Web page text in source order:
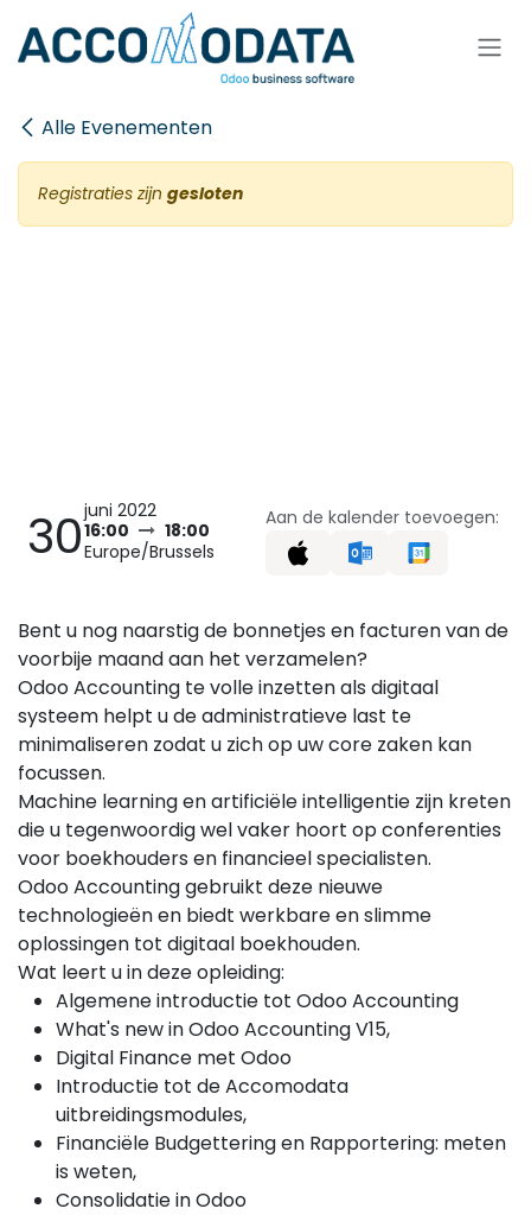
Overslaan naar inhoud
Alle Evenementen
Registraties zijn gesloten
30juni 2022
16:00
18:00
Europe/Brussels
Aan de kalender toevoegen:
Bent u nog naarstig de bonnetjes en facturen van de
voorbije maand aan het verzamelen?
Odoo Accounting te volle inzetten als digitaal
systeem helpt u de administratieve last te
minimaliseren zodat u zich op uw core zaken kan
focussen.
Machine learning en artificiële intelligentie zijn kreten
die u tegenwoordig wel vaker hoort op conferenties
voor boekhouders en financieel specialisten.
Odoo Accounting gebruikt deze nieuwe
technologieën en biedt werkbare en slimme
oplossingen tot digitaal boekhouden.
Wat leert u in deze opleiding:
Algemene introductie tot Odoo Accounting
What's new in Odoo Accounting V15,
Digital Finance met Odoo
Introductie tot de Accomodata
uitbreidingsmodules,
Financiële Budgettering en Rapportering: meten
is weten,
Consolidatie in Odoo